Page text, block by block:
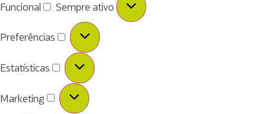
Funcional
Sempre ativo
Preferências
Estatísticas
Marketing